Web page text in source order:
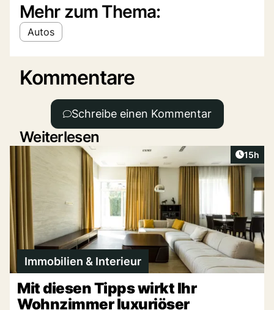
Mehr zum Thema:
Autos
Kommentare
Schreibe einen Kommentar
Weiterlesen
Artikel
15h
Immobilien & Interieur
Mit diesen Tipps wirkt Ihr
Wohnzimmer luxuriöser